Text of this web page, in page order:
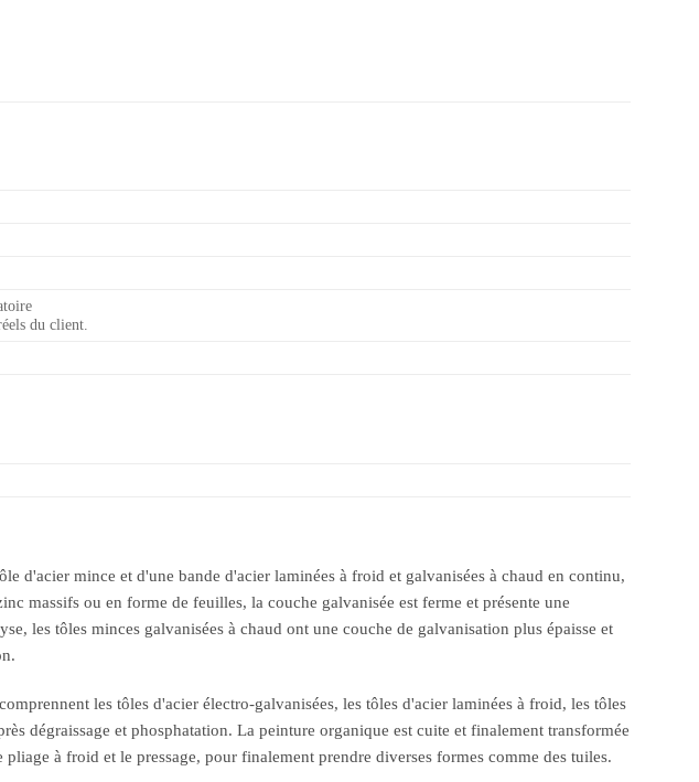
du client.
d'acier mince et d'une bande d'acier laminées à froid et galvanisées à chaud en continu,
massifs ou en forme de feuilles, la couche galvanisée est ferme et présente une
les tôles minces galvanisées à chaud ont une couche de galvanisation plus épaisse et
les tôles d'acier électro-galvanisées, les tôles d'acier laminées à froid, les tôles
dégraissage et phosphatation. La peinture organique est cuite et finalement transformée
à froid et le pressage, pour finalement prendre diverses formes comme des tuiles.